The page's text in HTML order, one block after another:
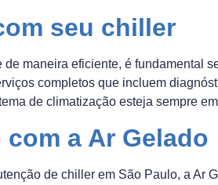
seu chiller
maneira eficiente, é fundamental
completos que incluem
de climatização esteja sempre
a Ar Gelado
de chiller em São Paulo, a Ar